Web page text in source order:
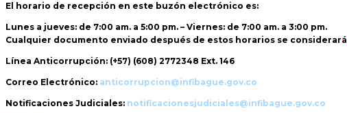
El horario de recepción en este buzón electrónico es:
Lunes a jueves: de 7:00 am. a 5:00 pm. – Viernes: de 7:00 am. a 3:00 pm.
Cualquier documento enviado después de estos horarios se considerará
Línea Anticorrupción: (+57) (608) 2772348 Ext. 146
Correo Electrónico: anticorrupcion@infibague.gov.co
Notificaciones Judiciales: notificacionesjudiciales@infibague.gov.co